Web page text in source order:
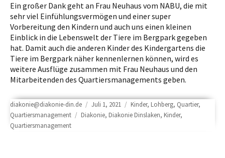
Ein großer Dank geht an Frau Neuhaus vom NABU, die mit
sehr viel Einfühlungsvermögen und einer super
Vorbereitung den Kindern und auch uns einen kleinen
Einblick in die Lebenswelt der Tiere im Bergpark gegeben
hat. Damit auch die anderen Kinder des Kindergartens die
Tiere im Bergpark näher kennenlernen können, wird es
weitere Ausflüge zusammen mit Frau Neuhaus und den
Mitarbeitenden des Quartiersmanagements geben.
Author
diakonie@diakonie-din.de
Posted
on
Juli 1, 2021 Categories
Kinder, Lohberg, Quartier,
Quartiersmanagement
Tags
Diakonie, Diakonie Dinslaken, Kinder,
Quartiersmanagement